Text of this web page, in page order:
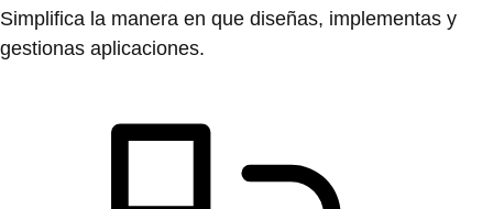
Simplifica la manera en que diseñas, implementas y
gestionas aplicaciones.